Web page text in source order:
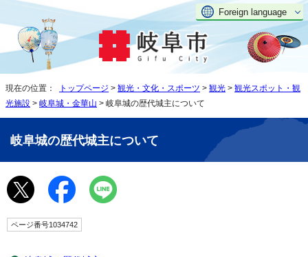
Foreign language
現在の位置： トップページ > 観光・文化・スポーツ > 観光 > 観光スポット・観
光施設 > 岐阜城・金華山 > 岐阜城の歴代城主について
岐阜城の歴代城主について
ページ番号1034742